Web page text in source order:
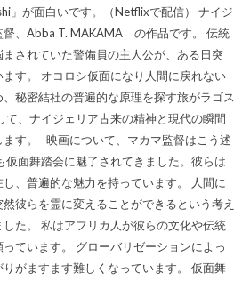
」が面白いです。（Netflixで配信） ナイジ
督、Abba T. MAKAMA の作品です。 伝統
されていた警備員の主人公が、ある日突
す。 オコロシ仮面になり人間に戻れない
秘密結社の普遍的な原理を探す旅がラゴス
て、ナイジェリア古来の精神と現代の瞬間
ます。 映画について、マカマ監督はこう述
仮面舞踏会に魅了されてきました。彼らは
、普遍的な魅力を持っています。 人間に
彼らを霊に変えることができるという考え
た。 私はアフリカ人が彼らの文化や伝統
ています。 グローバリゼーションによっ
がますます難しくなっています。 仮面舞